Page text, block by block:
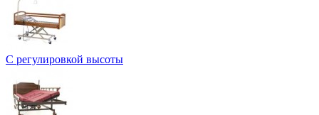
С регулировкой высоты